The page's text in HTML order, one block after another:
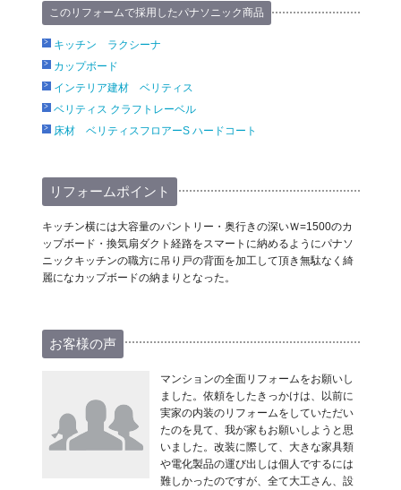
このリフォームで採用したパナソニック商品
キッチン ラクシーナ
カップボード
インテリア建材 ベリティス
ベリティス クラフトレーベル
床材 ベリティスフロアーS ハードコート
リフォームポイント
キッチン横には大容量のパントリー・奥行きの深いＷ=1500のカ
ップボード・換気扇ダクト経路をスマートに納めるようにパナソ
ニックキッチンの職方に吊り戸の背面を加工して頂き無駄なく綺
麗になカップボードの納まりとなった。
お客様の声
マンションの全面リフォームをお願いし
ました。依頼をしたきっかけは、以前に
実家の内装のリフォームをしていただい
たのを見て、我が家もお願いしようと思
いました。改装に際して、大きな家具類
や電化製品の運び出しは個人でするには
難しかったのですが、全て大工さん、設